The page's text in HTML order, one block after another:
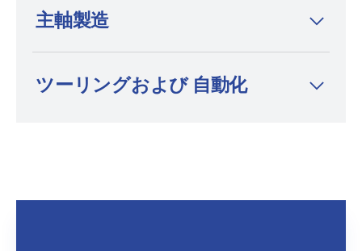
主軸製造
ツーリングおよび 自動化